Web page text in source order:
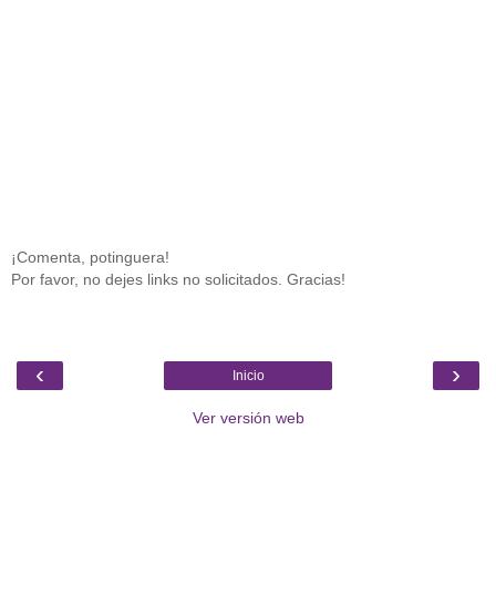
¡Comenta, potinguera!
Por favor, no dejes links no solicitados. Gracias!
‹ ›
Inicio
Ver versión web